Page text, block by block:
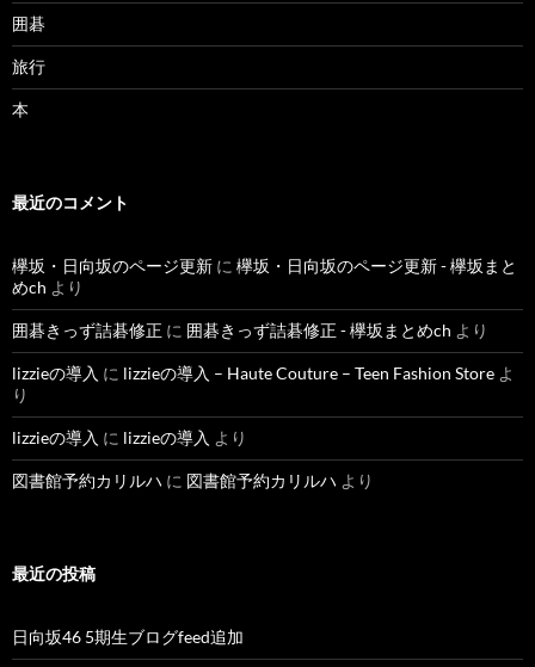
囲碁
旅行
本
最近のコメント
欅坂・日向坂のページ更新 に 欅坂・日向坂のページ更新 - 欅坂まと
めch より
囲碁きっず詰碁修正 に 囲碁きっず詰碁修正 - 欅坂まとめch より
lizzieの導入 に lizzieの導入 – Haute Couture – Teen Fashion Store よ
り
lizzieの導入 に lizzieの導入 より
図書館予約カリルハ に 図書館予約カリルハ より
最近の投稿
日向坂46 5期生ブログfeed追加